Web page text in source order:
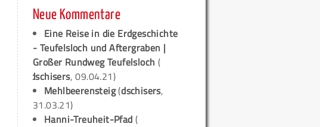
Neue Kommentare
Eine Reise in die Erdgeschichte
- Teufelsloch und Aftergraben |
Großer Rundweg Teufelsloch (
dschisers, 09.04.21)
Mehlbeerensteig(dschisers,
31.03.21)
Hanni-Treuheit-Pfad (